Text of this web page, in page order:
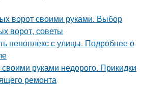
ворот своими руками. Выбор
ворот, советы
пеноплекс с улицы. Подробнее о
руками недорого. Прикидки
ремонта